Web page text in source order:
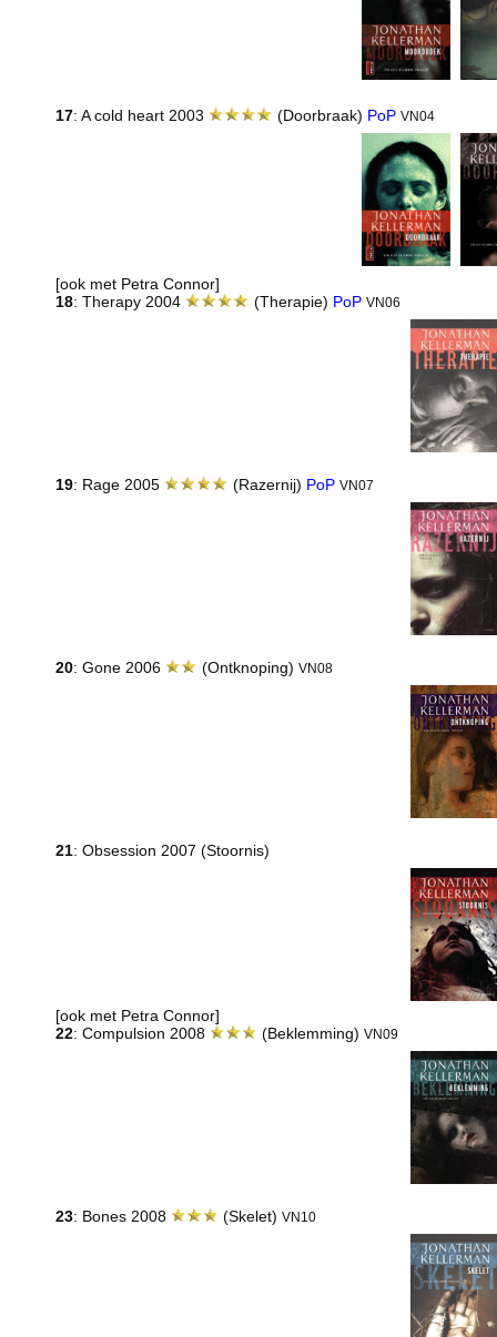
17: A cold heart 2003 (Doorbraak) PoP VN04
[ook met Petra Connor]
18: Therapy 2004 (Therapie) PoP VN06
19: Rage 2005 (Razernij) PoP VN07
20: Gone 2006 (Ontknoping) VN08
21: Obsession 2007 (Stoornis)
[ook met Petra Connor]
22: Compulsion 2008 (Beklemming)VN09
23: Bones 2008 (Skelet)VN10